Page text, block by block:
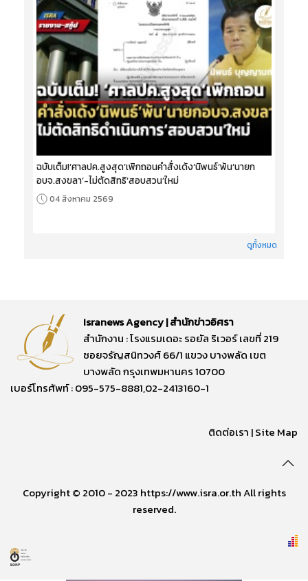
ฉบับเต็ม!‘ศาลปค.สูงสุด’เพิกถอนคำสั่งเด้ง‘นิพนธ์’พ้น‘นายก
อบจ.สงขลา’-ไม่ตัดสิทธิ‘สอบสวน’ใหม่
04 สิงหาคม 2569
ดูทั้งหมด
Isranews Agency | สำนักข่าวอิศรา
สำนักงาน : โรงแรมเดอะ รอยัล ริเวอร์ เลขที่ 219
ซอยจรัญสนิทวงศ์ 66/1 แขวง บางพลัด เขต
บางพลัด กรุงเทพมหานคร 10700
เบอร์โทรศัพท์ : 095-575-8881,02-2413160-1
ติดต่อเรา |Site Map
Copyright © 2010 - 2023 https://www.isra.or.th All rights
reserved.